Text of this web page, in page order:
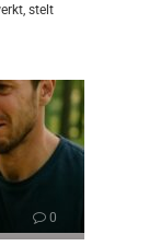
stelt
0